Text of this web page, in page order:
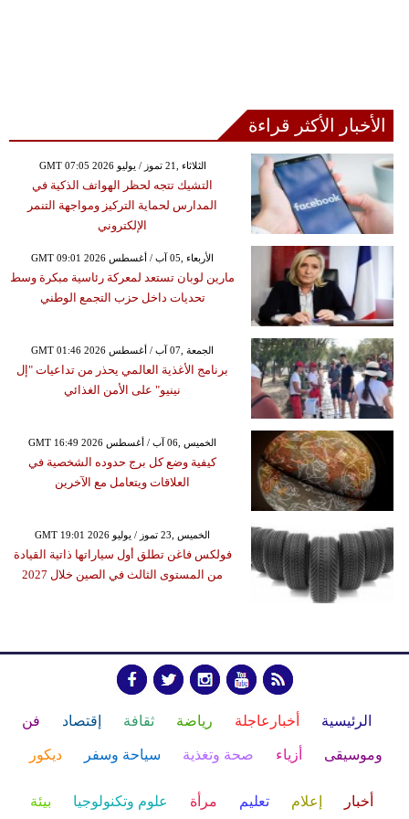
الأخبار الأكثر قراءة
GMT 07:05 2026 الثلاثاء ,21 تموز / يوليو
التشيك تتجه لحظر الهواتف الذكية في
المدارس لحماية التركيز ومواجهة التنمر
الإلكتروني
GMT 09:01 2026 الأربعاء ,05 آب / أغسطس
مارين لوبان تستعد لمعركة رئاسية مبكرة وسط
تحديات داخل حزب التجمع الوطني
GMT 01:46 2026 الجمعة ,07 آب / أغسطس
برنامج الأغذية العالمي يحذر من تداعيات "إل
نينيو" على الأمن الغذائي
GMT 16:49 2026 الخميس ,06 آب / أغسطس
كيفية وضع كل برج حدوده الشخصية في
العلاقات ويتعامل مع الآخرين
GMT 19:01 2026 الخميس ,23 تموز / يوليو
فولكس فاغن تطلق أول سياراتها ذاتية القيادة
من المستوى الثالث في الصين خلال 2027
الرئيسية أخبارعاجلة رياضة ثقافة إقتصاد فن
وموسيقى أزياء صحة وتغذية سياحة وسفر ديكور
أخبار إعلام تعليم مرأة علوم وتكنولوجيا بيئة